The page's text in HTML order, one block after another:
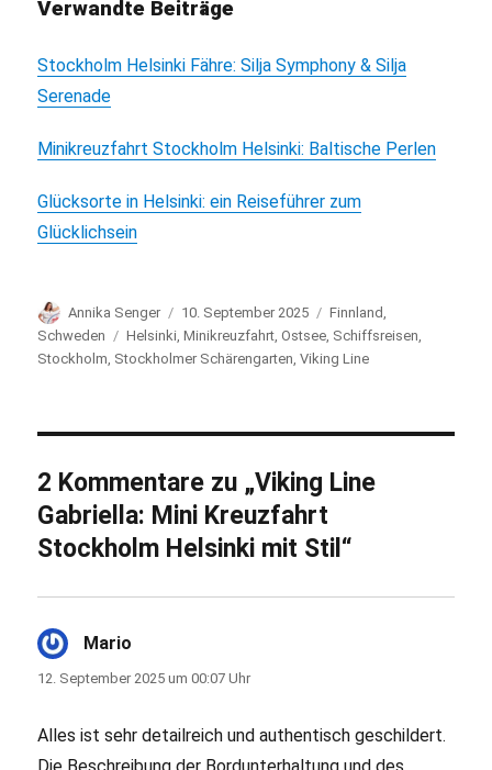
Verwandte Beiträge
Stockholm Helsinki Fähre: Silja Symphony & Silja
Serenade
Minikreuzfahrt Stockholm Helsinki: Baltische Perlen
Glücksorte in Helsinki: ein Reiseführer zum
Glücklichsein
Autor
Annika Senger
Veröffentlicht
am
10. September 2025 Kategorien
Finnland
Schweden
Schlagwörter
Helsinki ,Minikreuzfahrt ,Ostsee Schiffsreisen
Stockholm Stockholmer Schärengarten ,Viking Line
2 Kommentare zu „Viking Line
Gabriella: Mini Kreuzfahrt
Stockholm Helsinki mit Stil“
Mario
12. September 2025 um 00:07 Uhr
Alles ist sehr detailreich und authentisch geschildert.